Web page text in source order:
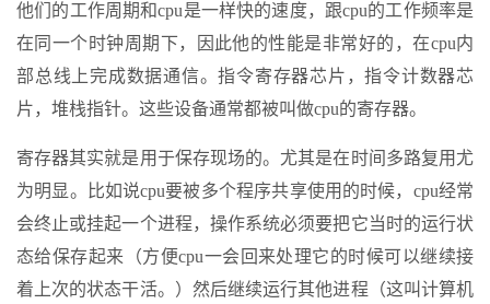
他们的工作周期和cpu是一样快的速度，跟cpu的工作频率是
在同一个时钟周期下，因此他的性能是非常好的，在cpu内
部总线上完成数据通信。指令寄存器芯片，指令计数器芯
片，堆栈指针。这些设备通常都被叫做cpu的寄存器。
寄存器其实就是用于保存现场的。尤其是在时间多路复用尤
为明显。比如说cpu要被多个程序共享使用的时候，cpu经常
会终止或挂起一个进程，操作系统必须要把它当时的运行状
态给保存起来（方便cpu一会回来处理它的时候可以继续接
着上次的状态干活。）然后继续运行其他进程（这叫计算机